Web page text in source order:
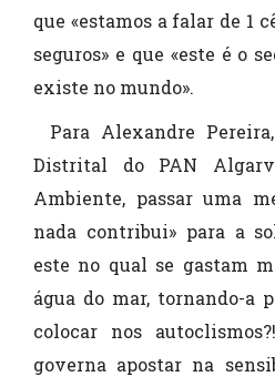
que «estamos a falar de 1
seguros» e que «este é o
existe no mundo».
Para Alexandre
Distrital do PAN
Ambiente, passar uma
nada contribui» para a
este no qual se gastam
água do mar, tornando-a
colocar nos
governa apostar na